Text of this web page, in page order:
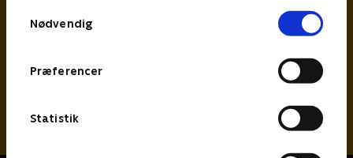
Nødvendig
Præferencer
Statistik